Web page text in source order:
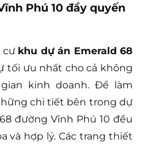
Phú 10 đầy quyến
cư khu dự án Emerald 68
tối ưu nhất cho cả không
kinh doanh. Để làm
chi tiết bên trong dự
đường Vĩnh Phú 10 đều
và hợp lý. Các trang thiết